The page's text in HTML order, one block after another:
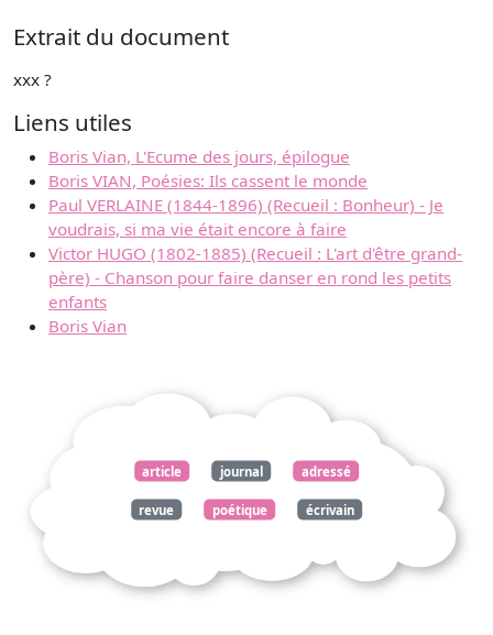
Extrait du document
xxx ?
Liens utiles
Boris Vian, L'Ecume des jours, épilogue
Boris VIAN, Poésies: Ils cassent le monde
Paul VERLAINE (1844-1896) (Recueil : Bonheur) - Je
voudrais, si ma vie était encore à faire
Victor HUGO (1802-1885) (Recueil : L'art d'être grand-
père) - Chanson pour faire danser en rond les petits
enfants
Boris Vian
article journal adressé
revue poétique écrivain
objectif fixé boris vian